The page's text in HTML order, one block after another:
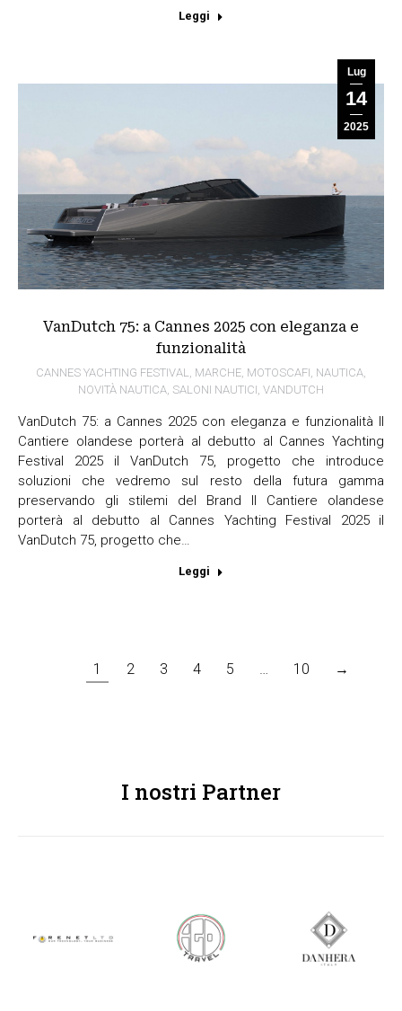
Leggi
Lug
14
2025
VanDutch 75: a Cannes 2025 con eleganza e
funzionalità
CANNES YACHTING FESTIVAL, MARCHE, MOTOSCAFI, NAUTICA,
NOVITÀ NAUTICA, SALONI NAUTICI, VANDUTCH
VanDutch 75: a Cannes 2025 con eleganza e funzionalità Il
Cantiere olandese porterà al debutto al Cannes Yachting
Festival 2025 il VanDutch 75, progetto che introduce
soluzioni che vedremo sul resto della futura gamma
preservando gli stilemi del Brand Il Cantiere olandese
porterà al debutto al Cannes Yachting Festival 2025 il
VanDutch 75, progetto che…
Leggi
1 2 3 4 5 … 10 →
I nostri Partner